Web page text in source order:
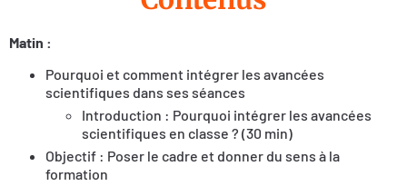
Matin :
Pourquoi et comment intégrer les avancées
scientifiques dans ses séances
Introduction : Pourquoi intégrer les avancées
scientifiques en classe ? (30 min)
Objectif : Poser le cadre et donner du sens à la
formation